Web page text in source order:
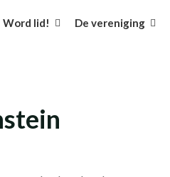
Word lid! De vereniging